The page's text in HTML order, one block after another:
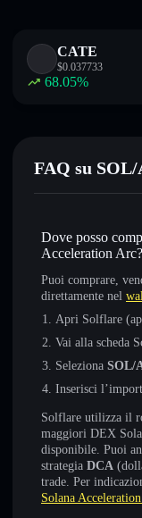
CATE
$0.037733
68.05%
FAQ su SOL/
Dove posso
Acceleration Arc?
Puoi comprare,
direttamente nel
Apri Solflare
Vai alla scheda
Seleziona SOL/
Inserisci
Solflare utilizza il
maggiori DEX
disponibile. Puoi
strategia DCA
trade. Per
Solana